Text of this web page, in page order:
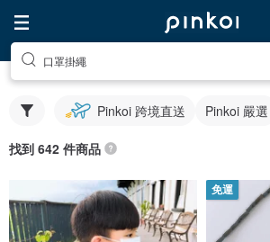
口罩掛繩
Pinkoi 跨境直送 Pinkoi 嚴選
找到 642 件商品
免運